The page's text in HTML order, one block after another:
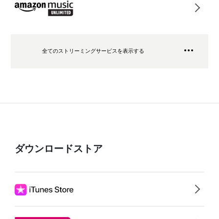
全てのストリーミングサービスを表示する
ダウンロードストア